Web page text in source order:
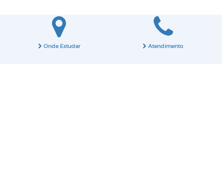
Onde Estudar Atendimento